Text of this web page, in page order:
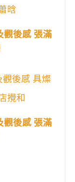
晗
觀後感 張滿
後感 具燦
攪和
觀後感 張滿